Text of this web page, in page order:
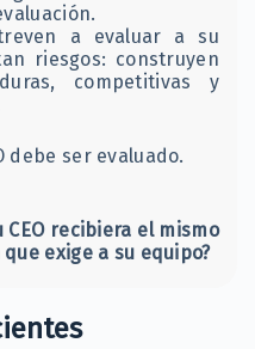
a evaluar a su
riesgos: construyen
competitivas y
debe ser evaluado.
recibiera el mismo
exige a su equipo?